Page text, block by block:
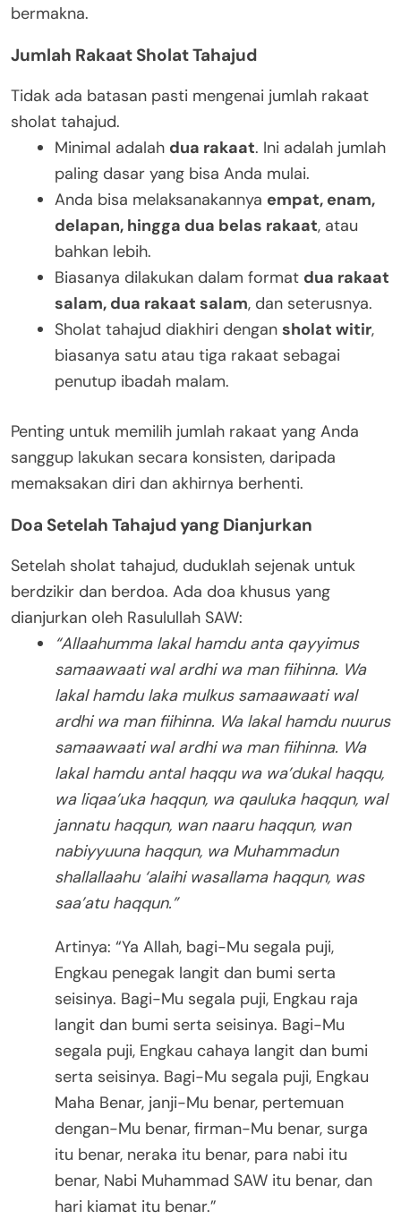
bermakna.
Jumlah Rakaat Sholat Tahajud
Tidak ada batasan pasti mengenai jumlah rakaat
sholat tahajud.
Minimal adalah dua rakaat. Ini adalah jumlah
paling dasar yang bisa Anda mulai.
Anda bisa melaksanakannya empat, enam,
delapan, hingga dua belas rakaat, atau
bahkan lebih.
Biasanya dilakukan dalam format dua rakaat
salam, dua rakaat salam, dan seterusnya.
Sholat tahajud diakhiri dengan sholat witir,
biasanya satu atau tiga rakaat sebagai
penutup ibadah malam.
Penting untuk memilih jumlah rakaat yang Anda
sanggup lakukan secara konsisten, daripada
memaksakan diri dan akhirnya berhenti.
Doa Setelah Tahajud yang Dianjurkan
Setelah sholat tahajud, duduklah sejenak untuk
berdzikir dan berdoa. Ada doa khusus yang
dianjurkan oleh Rasulullah SAW:
“Allaahumma lakal hamdu anta qayyimus
samaawaati wal ardhi wa man fiihinna. Wa
lakal hamdu laka mulkus samaawaati wal
ardhi wa man fiihinna. Wa lakal hamdu nuurus
samaawaati wal ardhi wa man fiihinna. Wa
lakal hamdu antal haqqu wa wa’dukal haqqu,
wa liqaa’uka haqqun, wa qauluka haqqun, wal
jannatu haqqun, wan naaru haqqun, wan
nabiyyuuna haqqun, wa Muhammadun
shallallaahu ‘alaihi wasallama haqqun, was
saa’atu haqqun.”
Artinya: “Ya Allah, bagi-Mu segala puji,
Engkau penegak langit dan bumi serta
seisinya. Bagi-Mu segala puji, Engkau raja
langit dan bumi serta seisinya. Bagi-Mu
segala puji, Engkau cahaya langit dan bumi
serta seisinya. Bagi-Mu segala puji, Engkau
Maha Benar, janji-Mu benar, pertemuan
dengan-Mu benar, firman-Mu benar, surga
itu benar, neraka itu benar, para nabi itu
benar, Nabi Muhammad SAW itu benar, dan
hari kiamat itu benar.”